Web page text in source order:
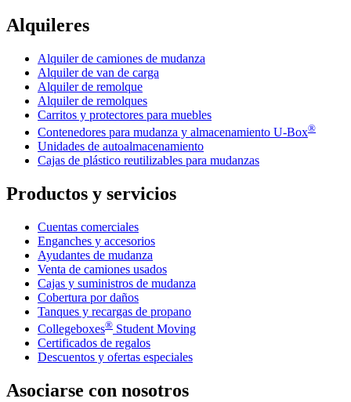
Alquileres
Alquiler de camiones de mudanza
Alquiler de van de carga
Alquiler de remolque
Alquiler de remolques
Carritos y protectores para muebles
Contenedores para mudanza y almacenamiento U-Box®
Unidades de autoalmacenamiento
Cajas de plástico reutilizables para mudanzas
Productos y servicios
Cuentas comerciales
Enganches y accesorios
Ayudantes de mudanza
Venta de camiones usados
Cajas y suministros de mudanza
Cobertura por daños
Tanques y recargas de propano
Collegeboxes® Student Moving
Certificados de regalos
Descuentos y ofertas especiales
Asociarse con nosotros